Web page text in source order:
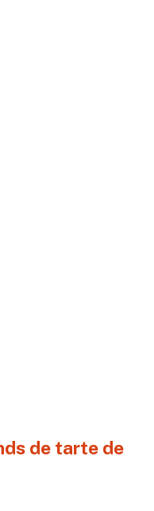
de tarte de